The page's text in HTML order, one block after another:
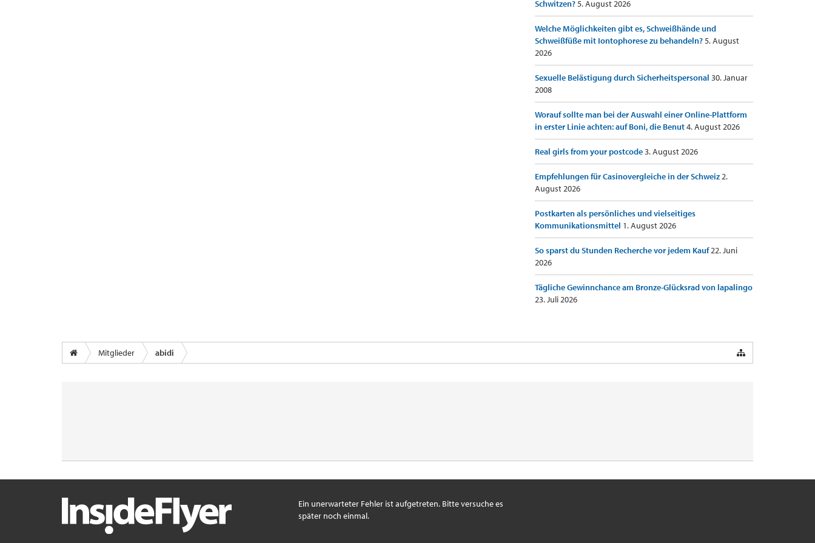
Schwitzen?5. August 2026
Welche Möglichkeiten gibt es, Schweißhände und
Schweißfüße mit Iontophorese zu behandeln?5. August
2026
Sexuelle Belästigung durch Sicherheitspersonal 30. Januar
2008
Worauf sollte man bei der Auswahl einer Online-Plattform
in erster Linie achten: auf Boni, die Benut4. August 2026
Real girls from your postcode3. August 2026
Empfehlungen für Casinovergleiche in der Schweiz2.
August 2026
Postkarten als persönliches und vielseitiges
Kommunikationsmittel 1. August 2026
So sparst du Stunden Recherche vor jedem Kauf22. Juni
2026
Tägliche Gewinnchance am Bronze-Glücksrad von lapalingo
23. Juli 2026
Mitglieder abidi
Ein unerwarteter Fehler ist aufgetreten. Bitte versuche es
später noch einmal.